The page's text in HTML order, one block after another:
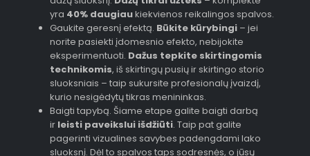
yra 40% daugiaukiekvienos reikalingos spalvos.
Gaukite geresnį efektą. Būkite kūrybingi– jei
norite pasiekti įdomesnio efekto, nebijokite
eksperimentuoti. Dažus tepkite skirtingomis
technikomis, iš skirtingų pusių ir skirtingo storio
sluoksniais – taip sukursite profesionalų įvaizdį,
kurio nesigėdytų tikras menininkas.
Baigti tapybą. Šiame etape galite baigti darbą
ir leisti paveikslui išdžiūti. Taip pat galite
pagerinti vizualines savybes padengdami lako
sluoksnį. Dėl to spalvos taps sodresnės, o jūsų